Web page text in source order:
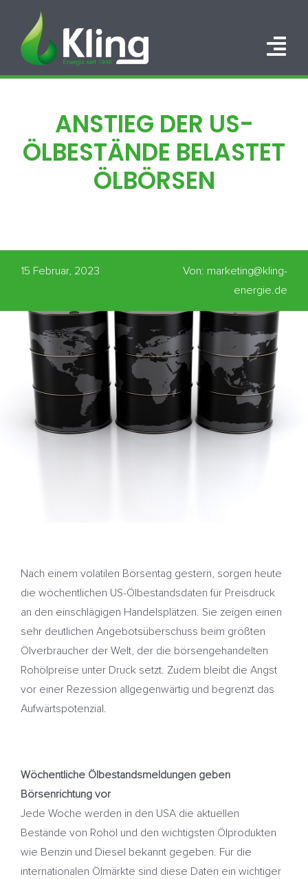
springen
PORTFOLIO
ANSTIEG DER US-
ÖLBESTÄNDE BELASTET
ÖLBÖRSEN
15 Februar, 2023
Von: marketing@kling-
energie.de
Nach einem volatilen Börsentag gestern, sorgen heute
die wöchentlichen US-Ölbestandsdaten für Preisdruck
an den einschlägigen Handelsplätzen. Sie zeigen einen
sehr deutlichen Angebotsüberschuss beim größten
Ölverbraucher der Welt, der die börsengehandelten
Rohölpreise unter Druck setzt. Zudem bleibt die Angst
vor einer Rezession allgegenwärtig und begrenzt das
Aufwärtspotenzial.
Wöchentliche Ölbestandsmeldungen geben
Börsenrichtung vor
Jede Woche werden in den USA die aktuellen
Bestände von Rohöl und den wichtigsten Ölprodukten
wie Benzin und Diesel bekannt gegeben. Für die
internationalen Ölmärkte sind diese Daten ein wichtiger